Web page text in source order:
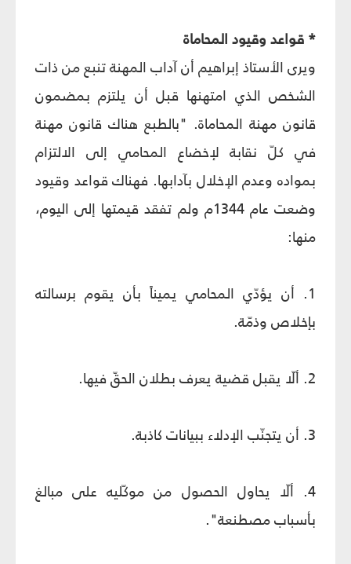
* قواعد وقيود المحاماة
ويرى الأستاذ إبراهيم أن آداب المهنة تنبع من ذات
الشخص الذي امتهنها قبل أن يلتزم بمضمون
قانون مهنة المحاماة. "بالطبع هناك قانون مهنة
في كلّ نقابة لإخضاع المحامي إلى الالتزام
بمواده وعدم الإخلال بآدابها. فهناك قواعد وقيود
وضعت عام 1344م ولم تفقد قيمتها إلى اليوم،
منها:
1. أن يؤدّي المحامي يميناً بأن يقوم برسالته
بإخلاص وذمّة.
2. ألّا يقبل قضية يعرف بطلان الحقّ فيها.
3. أن يتجنّب الإدلاء ببيانات كاذبة.
4. ألّا يحاول الحصول من موكّليه على مبالغ
بأسباب مصطنعة".